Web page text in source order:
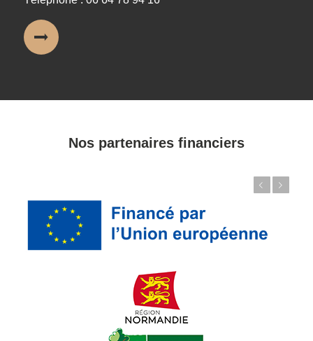
Nos partenaires financiers